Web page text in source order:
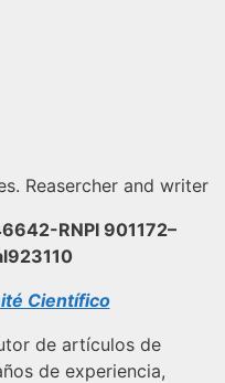
RNPI 901172–
Científico
de artículos de
de experiencia,